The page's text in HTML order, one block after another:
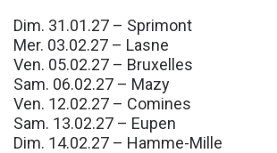
Dim. 31.01.27 – Sprimont
Mer. 03.02.27 – Lasne
Ven. 05.02.27 – Bruxelles
Sam. 06.02.27 – Mazy
Ven. 12.02.27 – Comines
Sam. 13.02.27 – Eupen
Dim. 14.02.27 – Hamme-Mille